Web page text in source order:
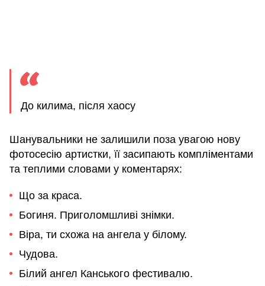
До килима, після хаосу
Шанувальники не залишили поза увагою нову
фотосесію артистки, її засипають компліментами
та теплими словами у коментарях:
Що за краса.
Богиня. Приголомшливі знімки.
Віра, ти схожа на ангела у білому.
Чудова.
Білий ангел Канського фестивалю.